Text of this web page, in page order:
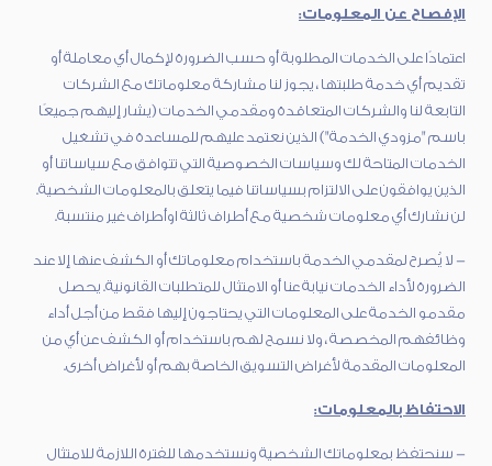
الإفصاح عن المعلومات:
اعتمادًا على الخدمات المطلوبة أو حسب الضرورة لإكمال أي معاملة أو
تقديم أي خدمة طلبتها ، يجوز لنا مشاركة معلوماتك مع الشركات
التابعة لنا والشركات المتعاقدة ومقدمي الخدمات (يشار إليهم جميعًا
باسم "مزودي الخدمة") الذين نعتمد عليهم للمساعدة في تشغيل
الخدمات المتاحة لك وسياسات الخصوصية التي تتوافق مع سياساتنا أو
الذين يوافقون على الالتزام بسياساتنا فيما يتعلق بالمعلومات الشخصية.
لن نشارك أي معلومات شخصية مع أطراف ثالثة اوأطراف غير منتسبة.
- لا يُصرح لمقدمي الخدمة باستخدام معلوماتك أو الكشف عنها إلا عند
الضرورة لأداء الخدمات نيابة عنا أو الامتثال للمتطلبات القانونية. يحصل
مقدمو الخدمة على المعلومات التي يحتاجون إليها فقط من أجل أداء
وظائفهم المخصصة ، ولا نسمح لهم باستخدام أو الكشف عن أي من
المعلومات المقدمة لأغراض التسويق الخاصة بهم أو لأغراض أخرى.
الاحتفاظ بالمعلومات:
- سنحتفظ بمعلوماتك الشخصية ونستخدمها للفترة اللازمة للامتثال